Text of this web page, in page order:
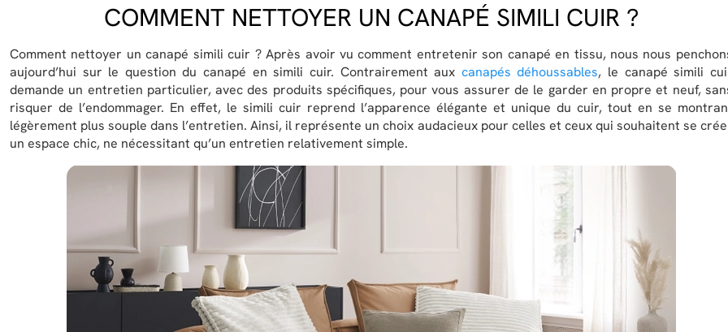
COMMENT NETTOYER UN CANAPÉ SIMILI CUIR ?
Comment nettoyer un canapé simili cuir ? Après avoir vu comment entretenir son canapé en tissu, nous nous
aujourd’hui sur le question du canapé en simili cuir. Contrairement aux canapés déhoussables, le canapé simili
demande un entretien particulier, avec des produits spécifiques, pour vous assurer de le garder en propre et neuf,
risquer de l’endommager. En effet, le simili cuir reprend l’apparence élégante et unique du cuir, tout en se
légèrement plus souple dans l’entretien. Ainsi, il représente un choix audacieux pour celles et ceux qui souhaitent se
un espace chic, ne nécessitant qu’un entretien relativement simple.